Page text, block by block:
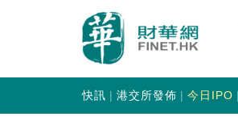
快訊 港交所發佈 今日IPO